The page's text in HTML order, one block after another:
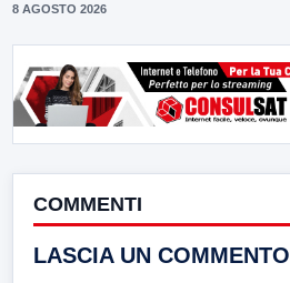
8 AGOSTO 2026
COMMENTI
LASCIA UN COMMENTO